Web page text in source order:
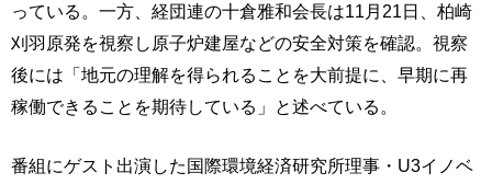
っている。一方、経団連の十倉雅和会長は11月21日、柏崎
刈羽原発を視察し原子炉建屋などの安全対策を確認。視察
後には「地元の理解を得られることを大前提に、早期に再
稼働できることを期待している」と述べている。
番組にゲスト出演した国際環境経済研究所理事・U3イノベ